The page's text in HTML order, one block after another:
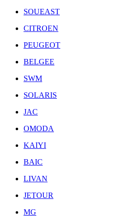
SOUEAST
CITROEN
PEUGEOT
BELGEE
SWM
SOLARIS
JAC
OMODA
KAIYI
BAIC
LIVAN
JETOUR
MG